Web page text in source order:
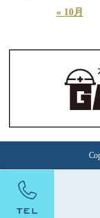
« 10月